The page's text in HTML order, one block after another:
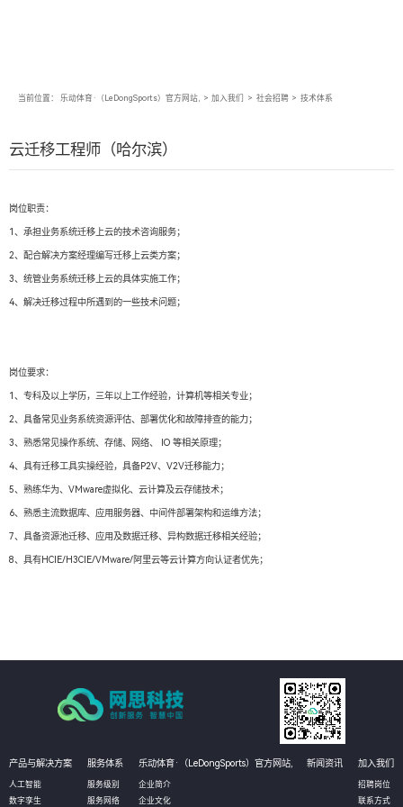
当前位置： 乐动体育·（LeDongSports）官方网站, > 加入我们 > 社会招聘 > 技术体系
云迁移工程师（哈尔滨）
岗位职责：
1、承担业务系统迁移上云的技术咨询服务；
2、配合解决方案经理编写迁移上云类方案；
3、统管业务系统迁移上云的具体实施工作；
4、解决迁移过程中所遇到的一些技术问题；
岗位要求：
1、专科及以上学历，三年以上工作经验，计算机等相关专业；
2、具备常见业务系统资源评估、部署优化和故障排查的能力；
3、熟悉常见操作系统、存储、网络、 IO 等相关原理；
4、具有迁移工具实操经验，具备P2V、V2V迁移能力；
5、熟练华为、VMware虚拟化、云计算及云存储技术；
6、熟悉主流数据库、应用服务器、中间件部署架构和运维方法；
7、具备资源池迁移、应用及数据迁移、异构数据迁移相关经验；
8、具有HCIE/H3CIE/VMware/阿里云等云计算方向认证者优先；
产品与解决方案
人工智能
数字孪生
服务体系
服务级别
服务网络
乐动体育·（LeDongSports）官方网站,
企业简介
企业文化
新闻资讯 加入我们
招聘岗位
联系方式